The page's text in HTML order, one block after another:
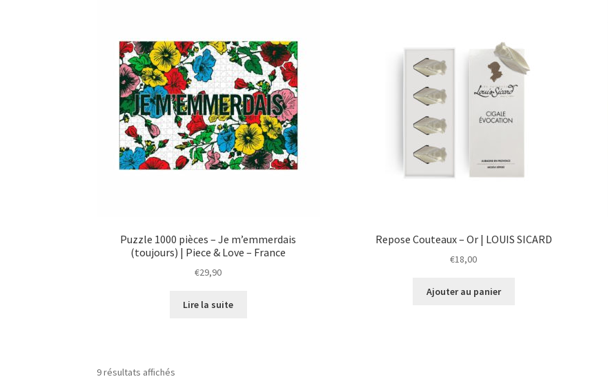
Puzzle 1000 pièces – Je m’emmerdais
(toujours) | Piece & Love – France
€29,90
Lire la suite
Repose Couteaux – Or | LOUIS SICARD
€18,00
Ajouter au panier
9 résultats affichés